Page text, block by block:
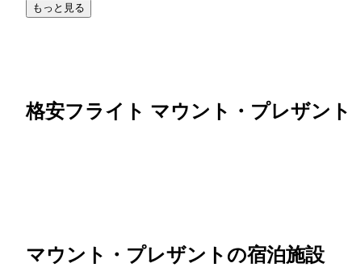
もっと見る
格安フライト マウント・プレザント
マウント・プレザントの宿泊施設